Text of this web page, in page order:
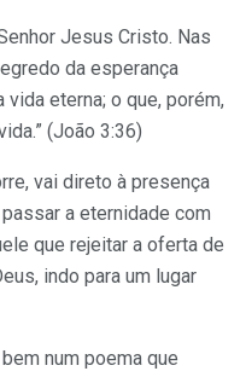
Jesus Cristo. Nas
da esperança
vida eterna; o que, porém,
(João 3:36)
vai direto à presença
a eternidade com
que rejeitar a oferta de
indo para um lugar
num poema que